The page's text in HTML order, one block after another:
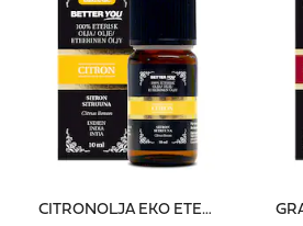
CITRONOLJA EKO ETERISK